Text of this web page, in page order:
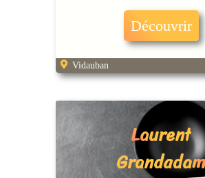
Découvrir
Vidauban
Laurent
Grandadam